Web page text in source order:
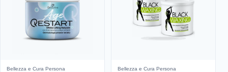
Bellezza e Cura Persona Bellezza e Cura Persona